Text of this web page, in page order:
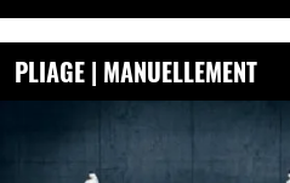
PLIAGE | MANUELLEMENT